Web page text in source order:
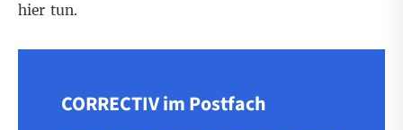
hier tun.
CORRECTIV im Postfach